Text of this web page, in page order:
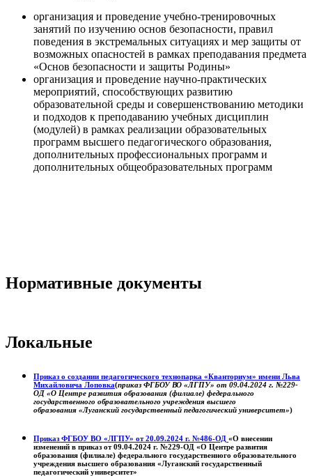
организация и проведение учебно-тренировочных
занятий по изучению основ безопасности, правил
поведения в экстремальных ситуациях и мер защиты от
возможных опасностей в рамках преподавания предмета
«Основ безопасности и защиты Родины»
организация и проведение научно-практических
мероприятий, способствующих развитию
образовательной среды и совершенствованию методики
и подходов к преподаванию учебных дисциплин
(модулей) в рамках реализации образовательных
программ высшего педагогического образования,
дополнительных профессиональных программ и
дополнительных общеобразовательных программ
Нормативные документы
Локальные
Приказ о создании педагогического технопарка «Кванториум» имени Льва
Михайловича Лоповка(приказ ФГБОУ ВО «ЛГПУ» от 09.04.2024 г. №229-
ОД «О Центре развития образования (филиале) федерального
государственного образовательного учреждения высшего
образования «Луганский государственный педагогический университет»)
Приказ ФГБОУ ВО «ЛГПУ» от 20.09.2024 г. №486-ОД «О внесении
изменений в приказ от 09.04.2024 г. №229-ОД «О Центре развития
образования (филиале) федерального государственного образовательного
учреждения высшего образования «Луганский государственный
педагогический университет»